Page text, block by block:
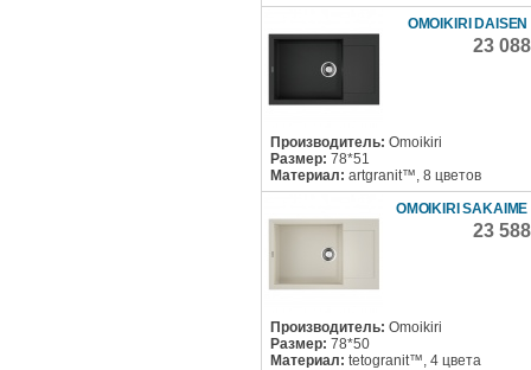
OMOIKIRI
23
Производитель: Omoikiri
Размер: 78*51
Материал: artgranit™, 8 цветов
OMOIKIRI
23
Производитель: Omoikiri
Размер: 78*50
Материал: tetogranit™, 4 цвета